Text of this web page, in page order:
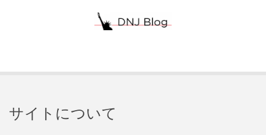
サイトについて